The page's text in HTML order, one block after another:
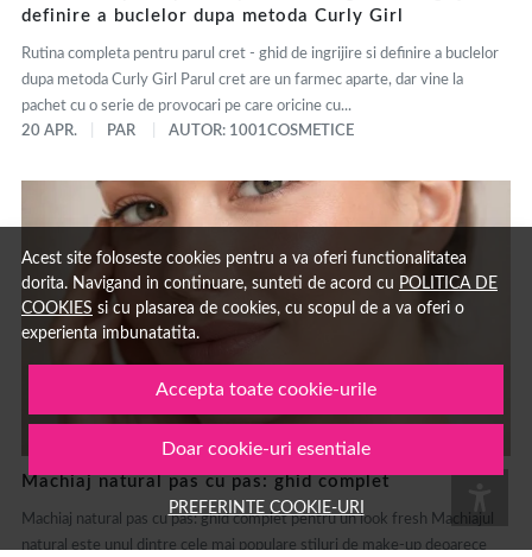
Acest site foloseste cookies pentru a va oferi functionalitatea
dorita. Navigand in continuare, sunteti de acord cu POLITICA DE
COOKIES si cu plasarea de cookies, cu scopul de a va oferi o
experienta imbunatatita.
Accepta toate cookie-urile
Doar cookie-uri esentiale
PREFERINTE COOKIE-URI
definire a buclelor dupa metoda Curly Girl
Rutina completa pentru parul cret - ghid de ingrijire si definire a buclelor
dupa metoda Curly Girl Parul cret are un farmec aparte, dar vine la
pachet cu o serie de provocari pe care oricine cu...
20 APR.
PAR AUTOR: 1001COSMETICE
Machiaj natural pas cu pas: ghid complet
Machiaj natural pas cu pas: ghid complet pentru un look fresh Machiajul
natural este unul dintre cele mai populare stiluri de make-up deoarece